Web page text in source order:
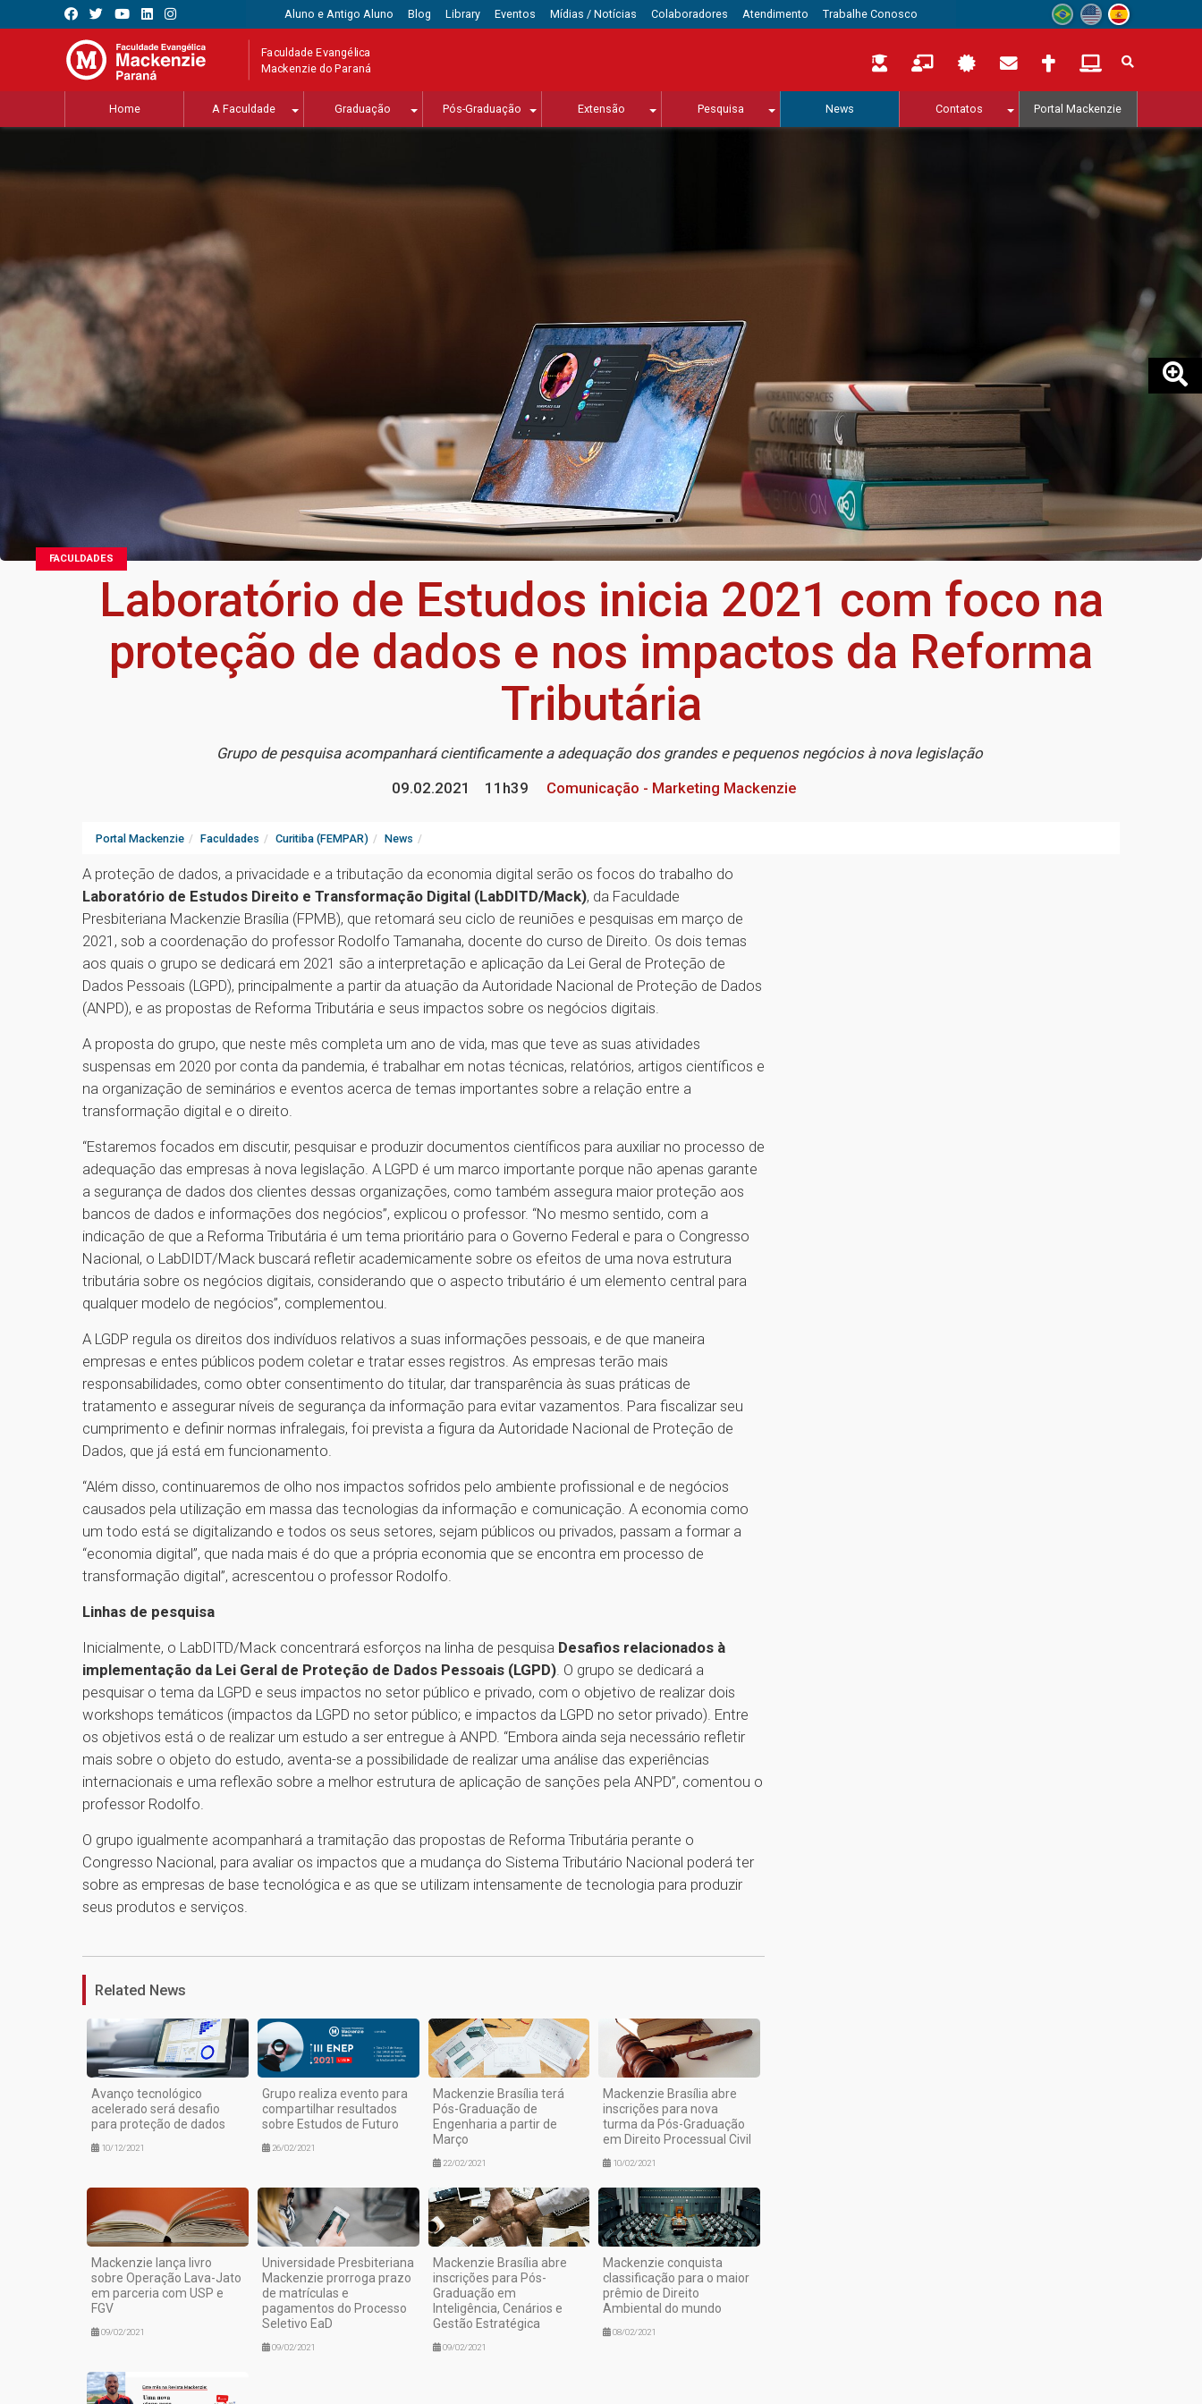
Aluno e Antigo Aluno Blog Library Eventos Mídias / Notícias Colaboradores Atendimento Trabalhe Conosco
Faculdade Evangélica
Mackenzie do Paraná
Home A Faculdade Graduação Pós-Graduação Extensão Pesquisa News Contatos Portal Mackenzie
FACULDADES
Laboratório de Estudos inicia 2021 com foco na
proteção de dados e nos impactos da Reforma
Tributária
Grupo de pesquisa acompanhará cientificamente a adequação dos grandes e pequenos negócios à nova legislação
09.02.2021
11h39 Comunicação - Marketing Mackenzie
Portal Mackenzie Faculdades Curitiba (FEMPAR) News
A proteção de dados, a privacidade e a tributação da economia digital serão os focos do trabalho do
Laboratório de Estudos Direito e Transformação Digital (LabDITD/Mack), da Faculdade
Presbiteriana Mackenzie Brasília (FPMB), que retomará seu ciclo de reuniões e pesquisas em março de
2021, sob a coordenação do professor Rodolfo Tamanaha, docente do curso de Direito. Os dois temas
aos quais o grupo se dedicará em 2021 são a interpretação e aplicação da Lei Geral de Proteção de
Dados Pessoais (LGPD), principalmente a partir da atuação da Autoridade Nacional de Proteção de Dados
(ANPD), e as propostas de Reforma Tributária e seus impactos sobre os negócios digitais.
A proposta do grupo, que neste mês completa um ano de vida, mas que teve as suas atividades
suspensas em 2020 por conta da pandemia, é trabalhar em notas técnicas, relatórios, artigos científicos e
na organização de seminários e eventos acerca de temas importantes sobre a relação entre a
transformação digital e o direito.
“Estaremos focados em discutir, pesquisar e produzir documentos científicos para auxiliar no processo de
adequação das empresas à nova legislação. A LGPD é um marco importante porque não apenas garante
a segurança de dados dos clientes dessas organizações, como também assegura maior proteção aos
bancos de dados e informações dos negócios”, explicou o professor. “No mesmo sentido, com a
indicação de que a Reforma Tributária é um tema prioritário para o Governo Federal e para o Congresso
Nacional, o LabDIDT/Mack buscará refletir academicamente sobre os efeitos de uma nova estrutura
tributária sobre os negócios digitais, considerando que o aspecto tributário é um elemento central para
qualquer modelo de negócios”, complementou.
A LGDP regula os direitos dos indivíduos relativos a suas informações pessoais, e de que maneira
empresas e entes públicos podem coletar e tratar esses registros. As empresas terão mais
responsabilidades, como obter consentimento do titular, dar transparência às suas práticas de
tratamento e assegurar níveis de segurança da informação para evitar vazamentos. Para fiscalizar seu
cumprimento e definir normas infralegais, foi prevista a figura da Autoridade Nacional de Proteção de
Dados, que já está em funcionamento.
“Além disso, continuaremos de olho nos impactos sofridos pelo ambiente profissional e de negócios
causados pela utilização em massa das tecnologias da informação e comunicação. A economia como
um todo está se digitalizando e todos os seus setores, sejam públicos ou privados, passam a formar a
“economia digital”, que nada mais é do que a própria economia que se encontra em processo de
transformação digital”, acrescentou o professor Rodolfo.
Linhas de pesquisa
Inicialmente, o LabDITD/Mack concentrará esforços na linha de pesquisa Desafios relacionados à
implementação da Lei Geral de Proteção de Dados Pessoais (LGPD). O grupo se dedicará a
pesquisar o tema da LGPD e seus impactos no setor público e privado, com o objetivo de realizar dois
workshops temáticos (impactos da LGPD no setor público; e impactos da LGPD no setor privado). Entre
os objetivos está o de realizar um estudo a ser entregue à ANPD. “Embora ainda seja necessário refletir
mais sobre o objeto do estudo, aventa-se a possibilidade de realizar uma análise das experiências
internacionais e uma reflexão sobre a melhor estrutura de aplicação de sanções pela ANPD”, comentou o
professor Rodolfo.
O grupo igualmente acompanhará a tramitação das propostas de Reforma Tributária perante o
Congresso Nacional, para avaliar os impactos que a mudança do Sistema Tributário Nacional poderá ter
sobre as empresas de base tecnológica e as que se utilizam intensamente de tecnologia para produzir
seus produtos e serviços.
Related News
Avanço tecnológico
acelerado será desafio
para proteção de dados
10/12/2021
Grupo realiza evento para
compartilhar resultados
sobre Estudos de Futuro
26/02/2021
Mackenzie Brasília terá
Pós-Graduação de
Engenharia a partir de
Março
22/02/2021
Mackenzie Brasília abre
inscrições para nova
turma da Pós-Graduação
em Direito Processual Civil
10/02/2021
Mackenzie lança livro
sobre Operação Lava-Jato
em parceria com USP e
FGV
09/02/2021
Universidade Presbiteriana
Mackenzie prorroga prazo
de matrículas e
pagamentos do Processo
Seletivo EaD
09/02/2021
Mackenzie Brasília abre
inscrições para Pós-
Graduação em
Inteligência, Cenários e
Gestão Estratégica
09/02/2021
Mackenzie conquista
classificação para o maior
prêmio de Direito
Ambiental do mundo
08/02/2021